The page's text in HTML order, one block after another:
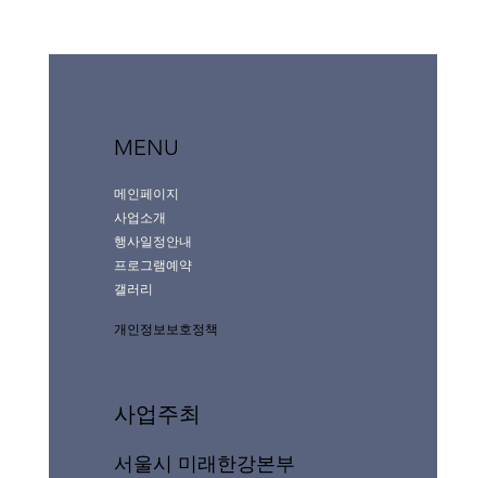
MENU
메인페이지
사업소개
행사일정안내
프로그램예약
갤러리
개인정보보호정책
사업주최
서울시 미래한강본부